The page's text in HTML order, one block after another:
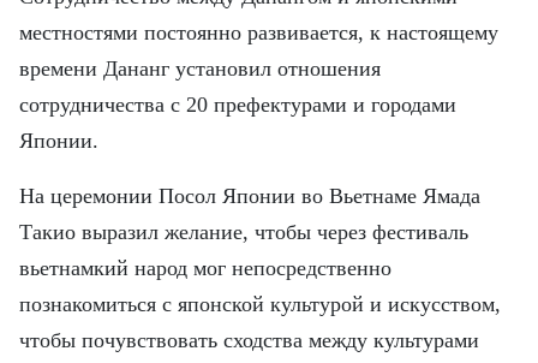
FRANÇAIS
местностями постоянно развивается, к настоящему
времени Дананг установил отношения
сотрудничества с 20 префектурами и городами
Японии.
На церемонии Посол Японии во Вьетнаме Ямада
Такио выразил желание, чтобы через фестиваль
вьетнамкий народ мог непосредственно
познакомиться с японской культурой и искусством,
чтобы почувствовать сходства между культурами